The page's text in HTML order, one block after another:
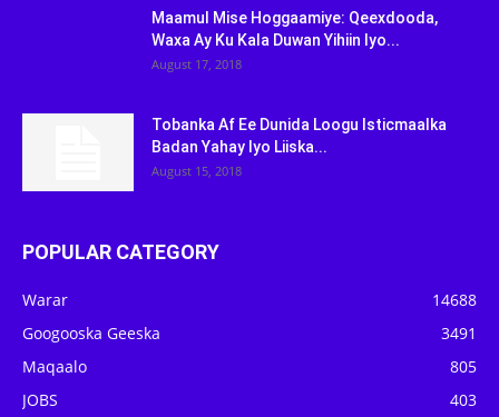
Maamul Mise Hoggaamiye: Qeexdooda,
Waxa Ay Ku Kala Duwan Yihiin Iyo...
August 17, 2018
Tobanka Af Ee Dunida Loogu Isticmaalka
Badan Yahay Iyo Liiska...
August 15, 2018
POPULAR CATEGORY
Warar
14688
Googooska Geeska
3491
Maqaalo
805
JOBS
403